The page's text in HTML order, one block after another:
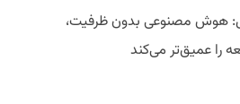
هوش مصنوعی بدون ظرفیت،
را عمیق‌تر می‌کند